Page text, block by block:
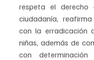
respeta el
ciudadanía,
con la erradicación
niñas, además de
con